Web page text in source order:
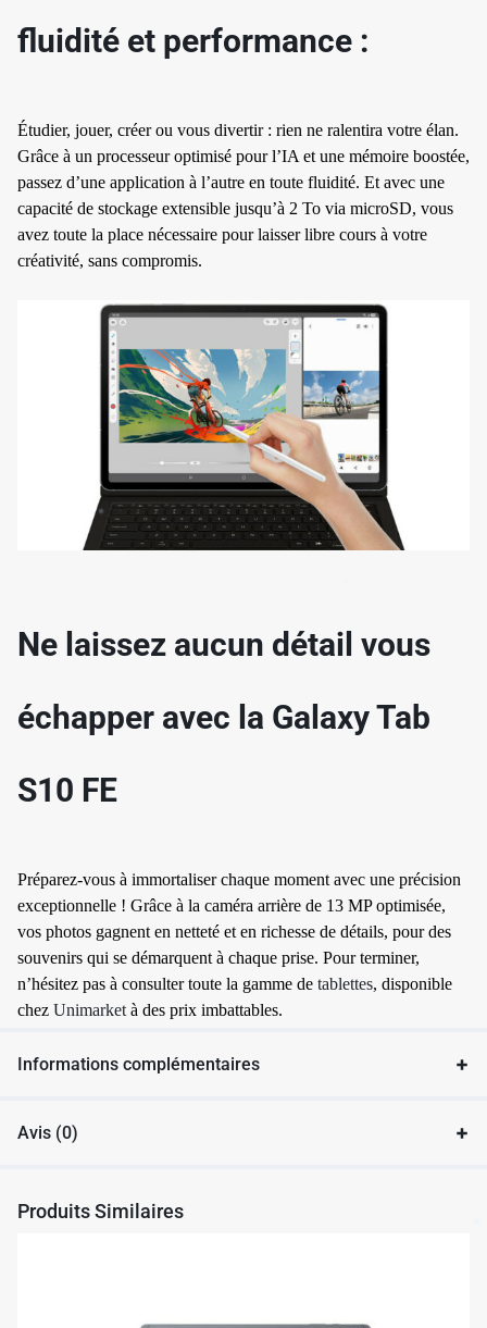
fluidité et performance :
Étudier, jouer, créer ou vous divertir : rien ne ralentira votre élan.
Grâce à un processeur optimisé pour l’IA et une mémoire boostée,
passez d’une application à l’autre en toute fluidité. Et avec une
capacité de stockage extensible jusqu’à 2 To via microSD, vous
avez toute la place nécessaire pour laisser libre cours à votre
créativité, sans compromis.
Ne laissez aucun détail vous
échapper avec la Galaxy Tab
S10 FE
Préparez-vous à immortaliser chaque moment avec une précision
exceptionnelle ! Grâce à la caméra arrière de 13 MP optimisée,
vos photos gagnent en netteté et en richesse de détails, pour des
souvenirs qui se démarquent à chaque prise. Pour terminer,
n’hésitez pas à consulter toute la gamme de tablettes, disponible
chez Unimarket à des prix imbattables.
Informations complémentaires
Avis (0)
Produits Similaires